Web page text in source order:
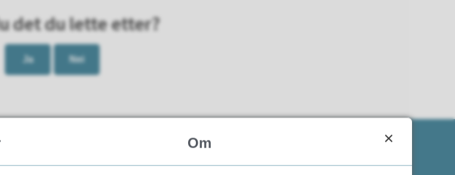
det du lette etter?
Ja Nei
Nyttige lenker For ansatte
Om